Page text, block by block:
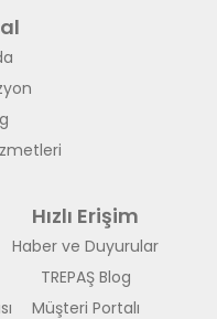
Hızlı Erişim
Haber ve Duyurular
TREPAŞ Blog
Müşteri Portalı